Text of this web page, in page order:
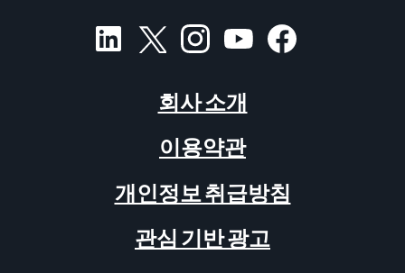
회사 소개
이용약관
개인정보 취급방침
관심 기반 광고